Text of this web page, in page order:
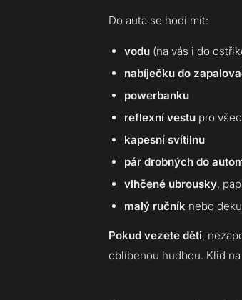
Do auta se hodí mít:
vodu (na vás i do
nabíječku do
powerbanku
reflexní vestu pro
kapesní svítilnu
pár drobných do
vlhčené ubrousky,
malý ručník nebo
Pokud vezete děti,
oblíbenou hudbou. Klid